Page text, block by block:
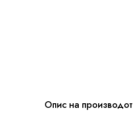
Опис на производот